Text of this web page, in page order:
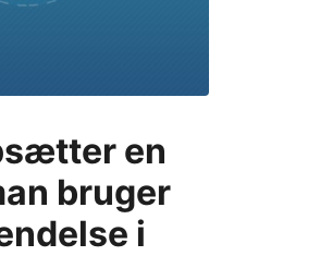
en
bruger
i